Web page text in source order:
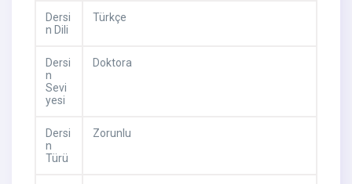
Dersi
n Dili
Türkçe
Dersi
n
Sevi
yesi
Doktora
Dersi
n
Türü
Zorunlu